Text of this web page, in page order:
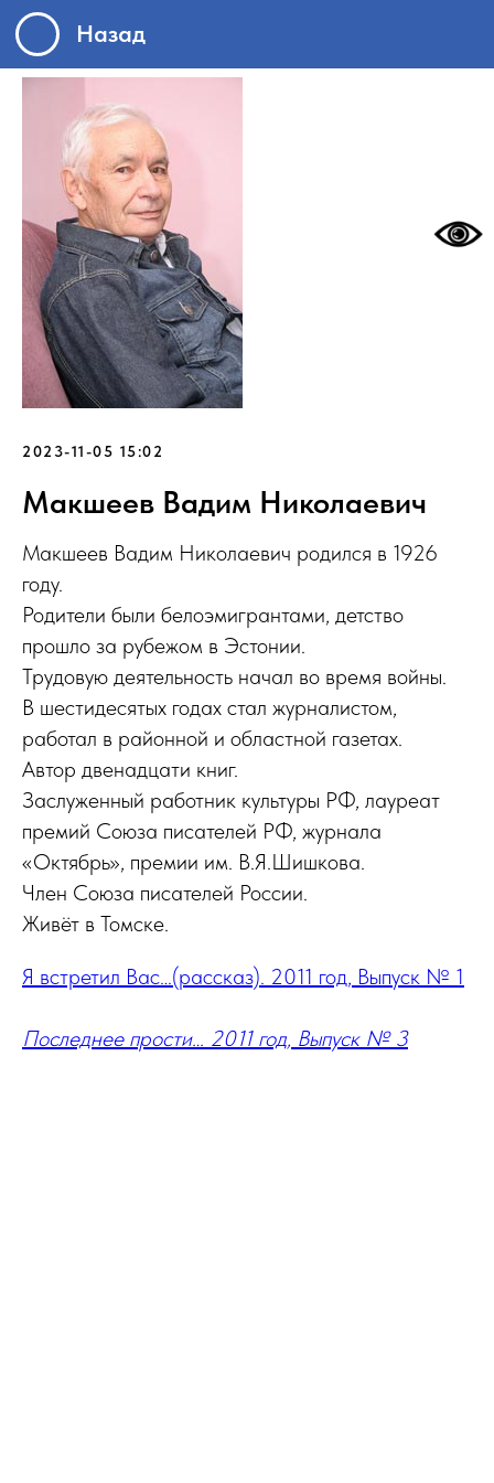
Назад
2023-11-05 15:02
Макшеев Вадим Николаевич
Макшеев Вадим Николаевич родился в 1926
году.
Родители были белоэмигрантами, детство
прошло за рубежом в Эстонии.
Трудовую деятельность начал во время войны.
В шестидесятых годах стал журналистом,
работал в районной и областной газетах.
Автор двенадцати книг.
Заслуженный работник культуры РФ, лауреат
премий Союза писателей РФ, журнала
«Октябрь», премии им. В.Я.Шишкова.
Член Союза писателей России.
Живёт в Томске.
Я встретил Вас…(рассказ). 2011 год, Выпуск № 1
Последнее прости… 2011 год, Выпуск № 3